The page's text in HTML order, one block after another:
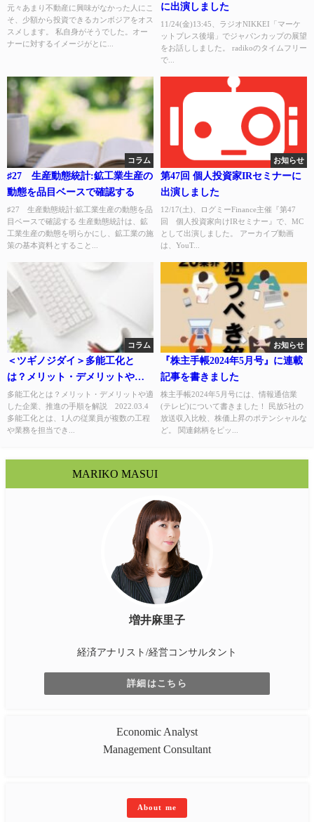
元々あまり不動産に興味がなかった人にこ
そ、少額から投資できるカンボジアをオス
スメします。 私自身がそうでした。オー
ナーに対するイメージがとに...
に出演しました
11/24(金)13:45、ラジオNIKKEI「マーケ
ットプレス後場」でジャパンカップの展望
をお話ししました。 radikoのタイムフリー
で...
コラム
♯27 生産動態統計:鉱工業生産の
動態を品目ベースで確認する
♯27 生産動態統計:鉱工業生産の動態を品
目ベースで確認する 生産動態統計は、鉱
工業生産の動態を明らかにし、鉱工業の施
策の基本資料とすること...
お知らせ
第47回 個人投資家IRセミナーに
出演しました
12/17(土)、ログミーFinance主催『第47
回 個人投資家向けIRセミナー』で、MC
として出演しました。 アーカイブ動画
は、YouT...
コラム
＜ツギノジダイ＞多能工化と
は？メリット・デメリットや適
した企業、推進の手順を解説
多能工化とは？メリット・デメリットや適
した企業、推進の手順を解説 2022.03.4
多能工化とは、1人の従業員が複数の工程
や業務を担当でき...
お知らせ
『株主手帳2024年5月号』に連載
記事を書きました
株主手帳2024年5月号には、情報通信業
(テレビ)について書きました！ 民放5社の
放送収入比較、株価上昇のポテンシャルな
ど。 関連銘柄をピッ...
MARIKO MASUI
増井麻里子
経済アナリスト/経営コンサルタント
詳細はこちら
Economic Analyst
Management Consultant
About me